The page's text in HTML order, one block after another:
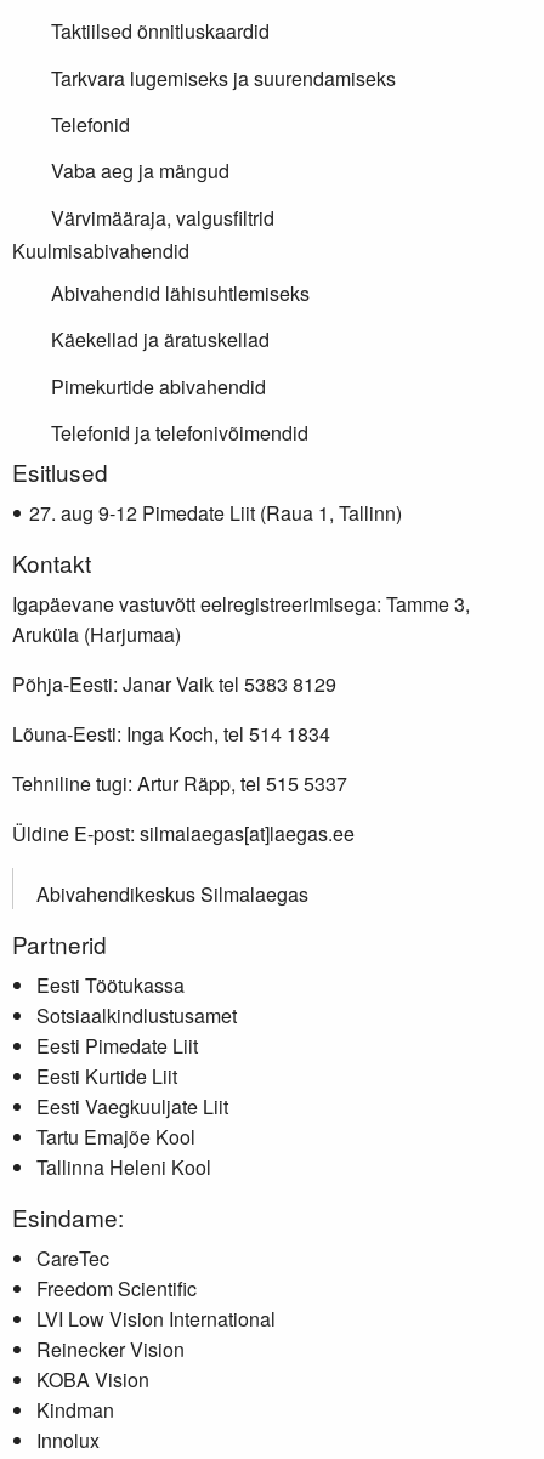
Taktiilsed õnnitluskaardid
Tarkvara lugemiseks ja suurendamiseks
Telefonid
Vaba aeg ja mängud
Värvimääraja, valgusfiltrid
Kuulmisabivahendid
Abivahendid lähisuhtlemiseks
Käekellad ja äratuskellad
Pimekurtide abivahendid
Telefonid ja telefonivõimendid
Lisainfo
Esitlused
aug 9-12 Pimedate Liit (Raua 1, Tallinn)
Kontakt
Igapäevane vastuvõtt eelregistreerimisega: Tamme 3,
Aruküla (Harjumaa)
Põhja-Eesti: Janar Vaik tel 5383 8129
Lõuna-Eesti: Inga Koch, tel 514 1834
Tehniline tugi: Artur Räpp, tel 515 5337
Üldine E-post: silmalaegas[at]laegas.ee
Abivahendikeskus Silmalaegas
Partnerid
Eesti Töötukassa
Sotsiaalkindlustusamet
Eesti Pimedate Liit
Eesti Kurtide Liit
Eesti Vaegkuuljate Liit
Tartu Emajõe Kool
Tallinna Heleni Kool
Esindame:
CareTec
Freedom Scientific
LVI Low Vision International
Reinecker Vision
KOBA Vision
Kindman
Innolux